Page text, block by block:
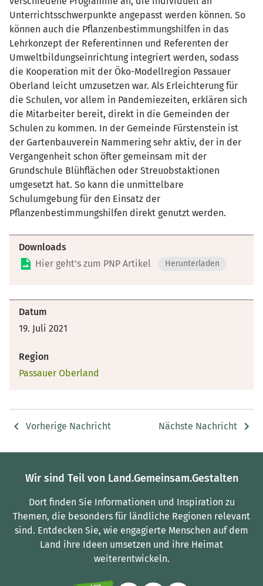
Unterrichtsschwerpunkte angepasst werden können. So
können auch die Pflanzenbestimmungshilfen in das
Lehrkonzept der Referentinnen und Referenten der
Umweltbildungseinrichtung integriert werden, sodass
die Kooperation mit der Öko-Modellregion Passauer
Oberland leicht umzusetzen war. Als Erleichterung für
die Schulen, vor allem in Pandemiezeiten, erklären sich
die Mitarbeiter bereit, direkt in die Gemeinden der
Schulen zu kommen. In der Gemeinde Fürstenstein ist
der Gartenbauverein Nammering sehr aktiv, der in der
Vergangenheit schon öfter gemeinsam mit der
Grundschule Blühflächen oder Streuobstaktionen
umgesetzt hat. So kann die unmittelbare
Schulumgebung für den Einsatz der
Pflanzenbestimmungshilfen direkt genutzt werden.
Downloads
Hier geht's zum PNP Artikel
Herunterladen
Datum
19. Juli 2021
Region
Passauer Oberland
Vorherige Nachricht Nächste Nachricht
Wir sind Teil von Land.Gemeinsam.Gestalten
Dort finden Sie Informationen und Inspiration zu
Themen, die besonders für ländliche Regionen relevant
sind. Entdecken Sie, wie engagierte Menschen auf dem
Land ihre Ideen umsetzen und ihre Heimat
weiterentwickeln.